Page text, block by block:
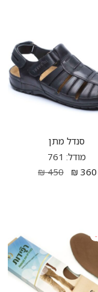
סנדל מתן
מודל: 761
₪ 360
₪450
-